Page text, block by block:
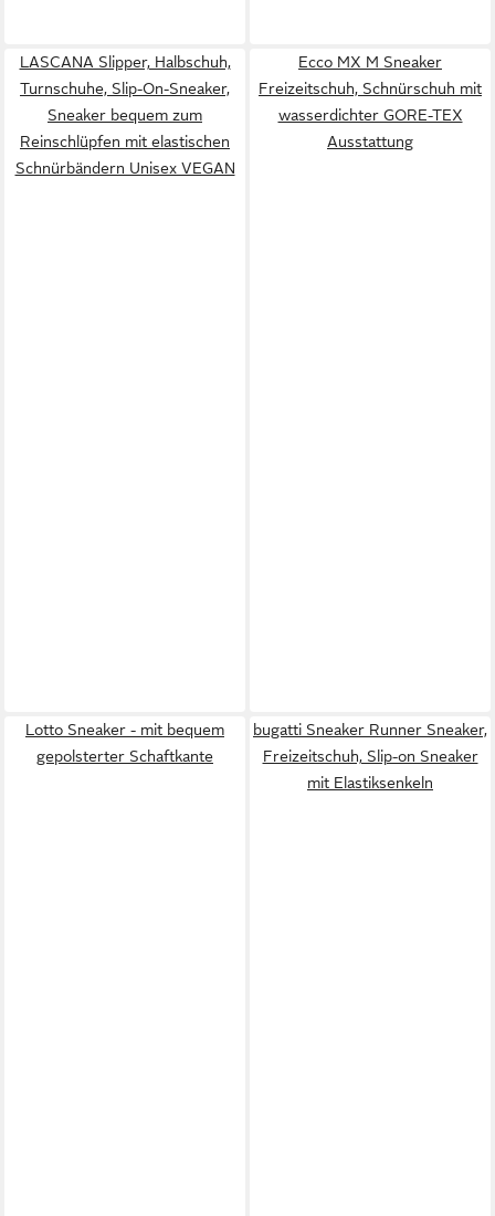
LASCANA Slipper, Halbschuh,
Turnschuhe, Slip-On-Sneaker,
Sneaker bequem zum
Reinschlüpfen mit elastischen
Schnürbändern Unisex VEGAN
Ecco MX M Sneaker
Freizeitschuh, Schnürschuh mit
wasserdichter GORE-TEX
Ausstattung
Lotto Sneaker - mit bequem
gepolsterter Schaftkante
bugatti Sneaker Runner Sneaker,
Freizeitschuh, Slip-on Sneaker
mit Elastiksenkeln